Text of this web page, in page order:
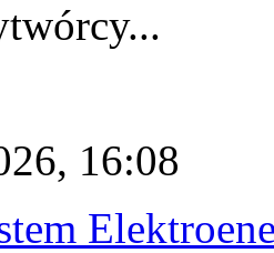
16:08